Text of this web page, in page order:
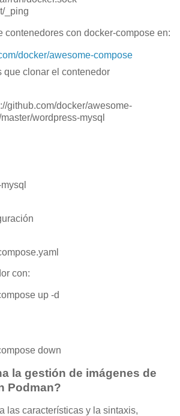
_ping
contenedores con docker-compose en:
docker/awesome-compose
que clonar el contenedor
github.com/docker/awesome-
wordpress-mysql
con:
up -d
down
la gestión de imágenes de
Podman?
las características y la sintaxis,